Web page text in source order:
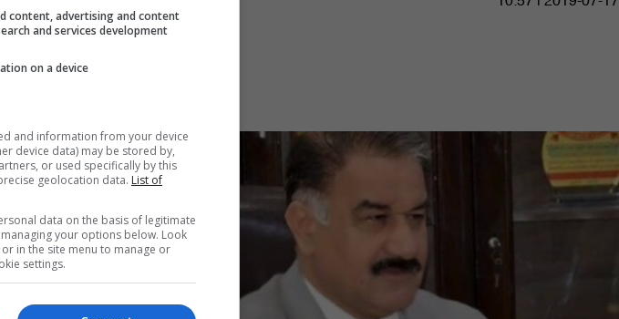
06:27 | 2019-07-17
content, advertising and content
and services development
on a device
and information from your device
device data) may be stored by,
or used specifically by this
geolocation data. List of
data on the basis of legitimate
your options below. Look
in the site menu to manage or
settings.